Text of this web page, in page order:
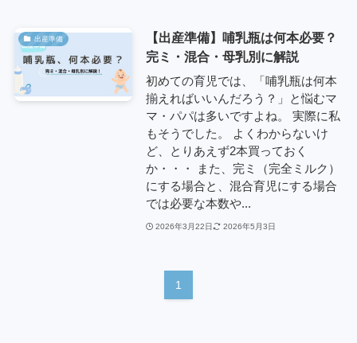
出産準備
【出産準備】哺乳瓶は何本必要？
完ミ・混合・母乳別に解説
初めての育児では、「哺乳瓶は何本
揃えればいいんだろう？」と悩むマ
マ・パパは多いですよね。 実際に私
もそうでした。 よくわからないけ
ど、とりあえず2本買っておく
か・・・ また、完ミ（完全ミルク）
にする場合と、混合育児にする場合
では必要な本数や...
2026年3月22日 2026年5月3日
1